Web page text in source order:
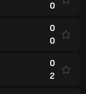
0
0
0
0
2